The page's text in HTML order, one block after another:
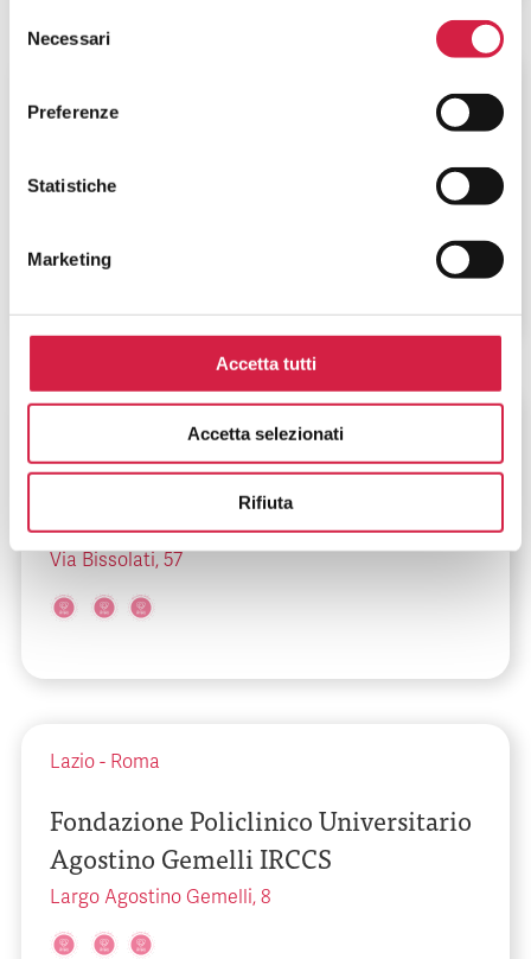
delNecessari
Preferenze
Statistiche
Marketing
Accetta tutti
Accetta selezionati
Rifiuta
Nazionale C. Mondino
Brescia
Fondazione Poliambulanza Istituto
Ospedaliero
Via Bissolati, 57
Lazio - Roma
Fondazione Policlinico Universitario
Agostino Gemelli IRCCS
Largo Agostino Gemelli, 8